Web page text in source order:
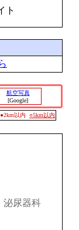
ト
航空写真
[Google]
●2km以内 ○5km以内
泌尿器科